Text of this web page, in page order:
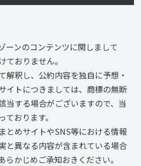
ーンのコンテンツに関しまして
ておりません。
解釈し、公約内容を独自に予想・
イトにつきましては、商標の無断
当する場合がございますので、当
おります。
とめサイトやSNS等における情報
と異なる内容が含まれている場合
らかじめご承知おきください。